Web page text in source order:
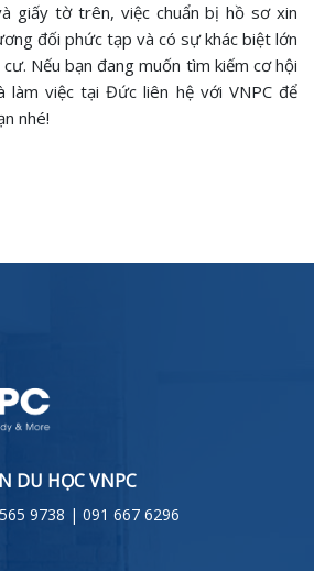
giấy tờ trên, việc chuẩn bị hồ sơ xin
đối phức tạp và có sự khác biệt lớn
Nếu bạn đang muốn tìm kiếm cơ hội
làm việc tại Đức liên hệ với VNPC để
nhé!
DU HỌC VNPC
9738 | 091 667 6296